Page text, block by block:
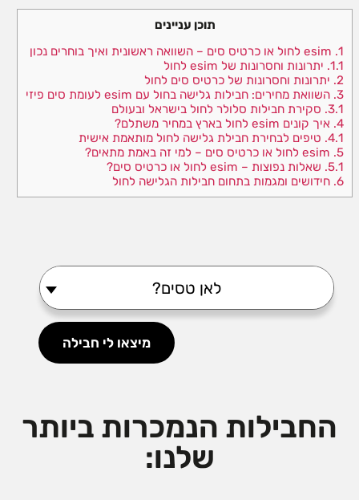
תוכן עניינים
1.
1.1. יתרונות וחסרונות של esim לחול
2. יתרונות וחסרונות של כרטיס סים לחול
3. השוואת מחירים: חבילות גלישה בחול עם esim לעומת סים פיזי
3.1. סקירת חבילות סלולר לחול בישראל ובעולם
4. איך קונים esim לחול בארץ במחיר משתלם?
4.1. טיפים לבחירת חבילת גלישה לחול מותאמת אישית
5.
5.1. שאלות נפוצות – esim לחול או כרטיס סים?
6. חידושים ומגמות בתחום חבילות הגלישה לחול
?לאן טסים
מיצאו לי חבילה
החבילות הנמכרות ביותר
שלנו: